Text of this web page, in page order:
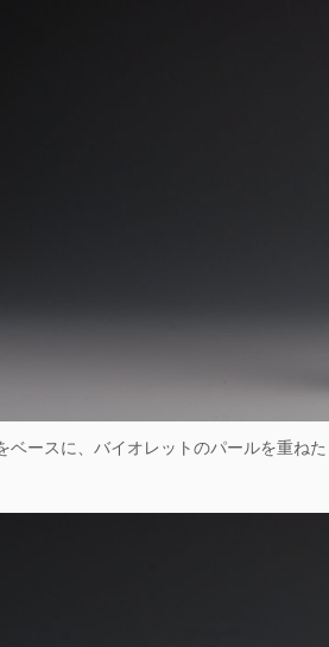
ベースに、バイオレットのパールを重ねた